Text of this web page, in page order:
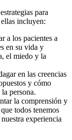
para
incluyen:
a los pacientes a
en su vida y
el miedo y la
en las creencias
y cómo
persona.
la comprensión y
todos tenemos
experiencia